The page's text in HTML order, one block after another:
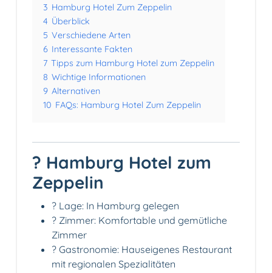
3 Hamburg Hotel Zum Zeppelin
4 Überblick
5 Verschiedene Arten
6 Interessante Fakten
7 Tipps zum Hamburg Hotel zum Zeppelin
8 Wichtige Informationen
9 Alternativen
10 FAQs: Hamburg Hotel Zum Zeppelin
? Hamburg Hotel zum
Zeppelin
? Lage: In Hamburg gelegen
? Zimmer: Komfortable und gemütliche
Zimmer
? Gastronomie: Hauseigenes Restaurant
mit regionalen Spezialitäten